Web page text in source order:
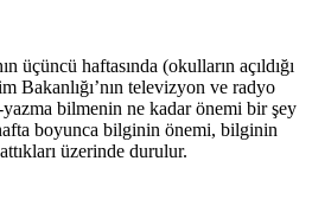
üçüncü haftasında (okulların açıldığı
Bakanlığı’nın televizyon ve radyo
yazma bilmenin ne kadar önemi bir şey
boyunca bilginin önemi, bilginin
üzerinde durulur.